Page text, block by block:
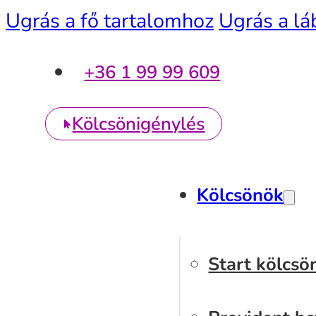
Ugrás a fő tartalomhoz Ugrás a
+36 1 99 99 609
Kölcsönigénylés
Kölcsönök
Start